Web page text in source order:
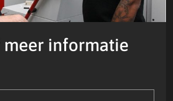
meer informatie